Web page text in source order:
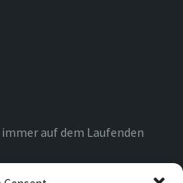
auf dem Laufenden